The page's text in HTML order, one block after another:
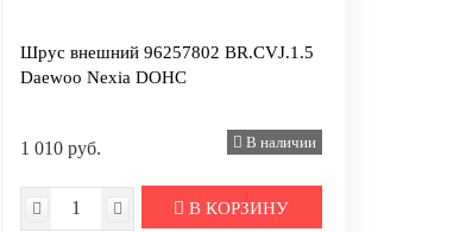
Шрус внешний 96257802 BR.CVJ.1.5
Daewoo Nexia DOHC
1 010 руб. В наличии
В КОРЗИНУ